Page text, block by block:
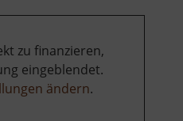
zu finanzieren,
eingeblendet.
ändern.